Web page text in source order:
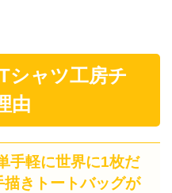
シャツ工房チ
由
手軽に世界に1枚だ
きトートバッグが